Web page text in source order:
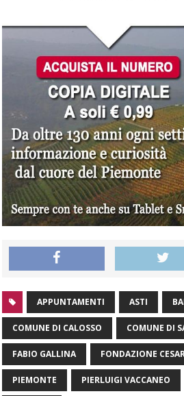
APPUNTAMENTI ASTI
COMUNE DI CALOSSO COMUNE DI
FABIO GALLINA FONDAZIONE
PIEMONTE PIERLUIGI VACCANEO